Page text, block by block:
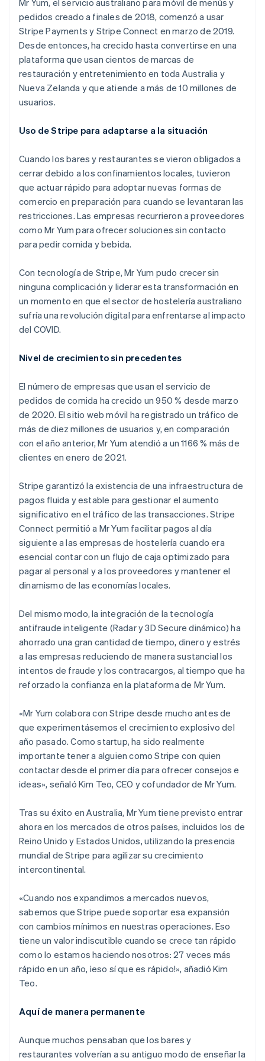
Sesiones de Stripe 2026
Descubre cómo Stripe construye la infraestructura
Mirar ahora
Ecosistema
Socios
Stripe App Marketplace
pedidos creado a finales de 2018, comenzó a usar
Stripe Payments y Stripe Connect en marzo de 2019.
Desde entonces, ha crecido hasta convertirse en una
plataforma que usan cientos de marcas de
restauración y entretenimiento en toda Australia y
Nueva Zelanda y que atiende a más de 10 millones de
usuarios.
Uso de Stripe para adaptarse a la situación
Cuando los bares y restaurantes se vieron obligados a
cerrar debido a los confinamientos locales, tuvieron
que actuar rápido para adoptar nuevas formas de
comercio en preparación para cuando se levantaran las
restricciones. Las empresas recurrieron a proveedores
como Mr Yum para ofrecer soluciones sin contacto
para pedir comida y bebida.
Con tecnología de Stripe, Mr Yum pudo crecer sin
ninguna complicación y liderar esta transformación en
un momento en que el sector de hostelería australiano
sufría una revolución digital para enfrentarse al impacto
del COVID.
Nivel de crecimiento sin precedentes
El número de empresas que usan el servicio de
pedidos de comida ha crecido un 950 % desde marzo
de 2020. El sitio web móvil ha registrado un tráfico de
más de diez millones de usuarios y, en comparación
con el año anterior, Mr Yum atendió a un 1166 % más de
clientes en enero de 2021.
Stripe garantizó la existencia de una infraestructura de
pagos fluida y estable para gestionar el aumento
significativo en el tráfico de las transacciones. Stripe
Connect permitió a Mr Yum facilitar pagos al día
siguiente a las empresas de hostelería cuando era
esencial contar con un flujo de caja optimizado para
pagar al personal y a los proveedores y mantener el
dinamismo de las economías locales.
Del mismo modo, la integración de la tecnología
antifraude inteligente (Radar y 3D Secure dinámico) ha
ahorrado una gran cantidad de tiempo, dinero y estrés
a las empresas reduciendo de manera sustancial los
intentos de fraude y los contracargos, al tiempo que ha
reforzado la confianza en la plataforma de Mr Yum.
«Mr Yum colabora con Stripe desde mucho antes de
que experimentásemos el crecimiento explosivo del
año pasado. Como startup, ha sido realmente
importante tener a alguien como Stripe con quien
contactar desde el primer día para ofrecer consejos e
ideas», señaló Kim Teo, CEO y cofundador de Mr Yum.
Tras su éxito en Australia, Mr Yum tiene previsto entrar
ahora en los mercados de otros países, incluidos los de
Reino Unido y Estados Unidos, utilizando la presencia
mundial de Stripe para agilizar su crecimiento
intercontinental.
«Cuando nos expandimos a mercados nuevos,
sabemos que Stripe puede soportar esa expansión
con cambios mínimos en nuestras operaciones. Eso
tiene un valor indiscutible cuando se crece tan rápido
como lo estamos haciendo nosotros: 27 veces más
rápido en un año, ¡eso sí que es rápido!», añadió Kim
Teo.
Aquí de manera permanente
Aunque muchos pensaban que los bares y
restaurantes volverían a su antiguo modo de enseñar la
DeutschEnglish
Australia
English
Austria
NederlandsFrançaisDeutsch English
Brasil
Português English
Bulgaria
English
EnglishFrançais
China continental
Chipre
English Italiano
Dinamarca